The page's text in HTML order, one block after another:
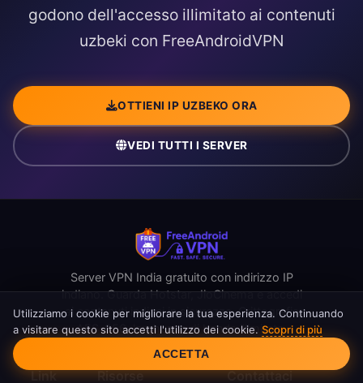
godono dell'accesso illimitato ai contenuti
uzbeki con FreeAndroidVPN
OTTIENI IP UZBEKO ORA
VEDI TUTTI I SERVER
Link Risorse
Server VPN India gratuito con indirizzo IP
indiano. Guarda Hotstar, JioCinema e accedi
ai contenuti indiani in sicurezza. Crittografia
AES-256, larghezza di banda illimitata.
Contattaci
Consenso Cookie
Utilizziamo i cookie per migliorare la tua esperienza. Continuando
a visitare questo sito accetti l'utilizzo dei cookie. Scopri di più
ACCETTA